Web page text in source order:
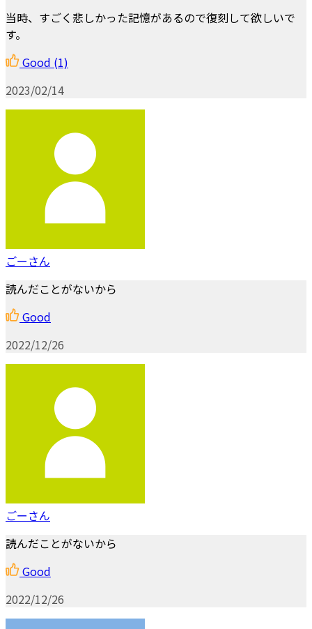
当時、すごく悲しかった記憶があるので復刻して欲しいで
す。
Good (1)
2023/02/14
ごーさん
読んだことがないから
Good
2022/12/26
ごーさん
読んだことがないから
Good
2022/12/26